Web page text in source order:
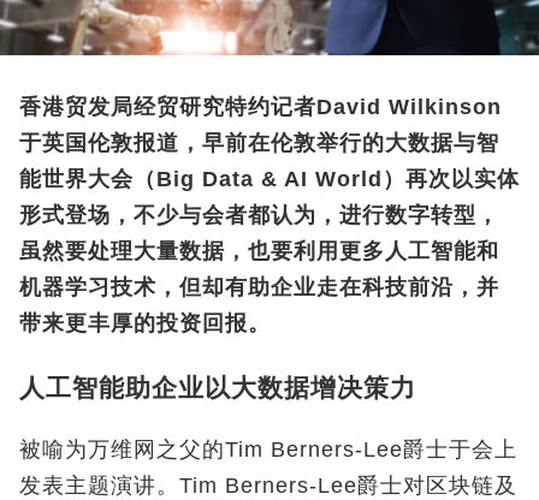
香港贸发局经贸研究特约记者David Wilkinson
于英国伦敦报道，早前在伦敦举行的大数据与智
能世界大会（Big Data & AI World）再次以实体
形式登场，不少与会者都认为，进行数字转型，
虽然要处理大量数据，也要利用更多人工智能和
机器学习技术，但却有助企业走在科技前沿，并
带来更丰厚的投资回报。
人工智能助企业以大数据增决策力
被喻为万维网之父的Tim Berners‑Lee爵士于会上
发表主题演讲。Tim Berners‑Lee爵士对区块链及